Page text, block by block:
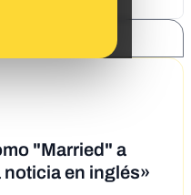
"Married" a
noticia en inglés»